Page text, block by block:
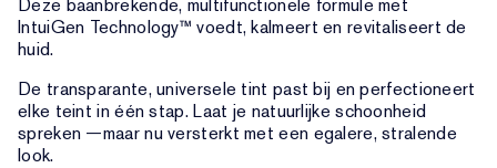
Deze baanbrekende, multifunctionele formule met
IntuiGen Technology™ voedt, kalmeert en revitaliseert de
huid.
De transparante, universele tint past bij en perfectioneert
elke teint in één stap. Laat je natuurlijke schoonheid
spreken —maar nu versterkt met een egalere, stralende
look.